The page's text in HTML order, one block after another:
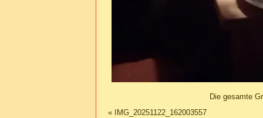
Die gesamte
«
IMG_20251122_162003557